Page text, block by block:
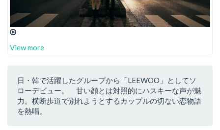
View more
日・韓で活躍したグループから「LEEWOO」としてソ
ローデビュー。 甘い顔とは対照的にハスキーな声が魅
力。横断歩道で別れようとするカップルの切ない恋物語
を熱唱。